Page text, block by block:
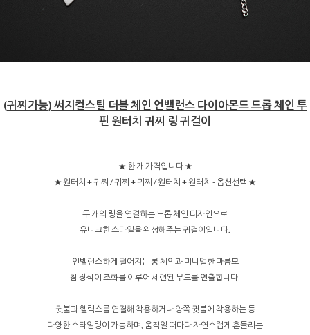
(귀찌가능) 써지컬스틸 더블 체인 언밸런스 다이아몬드 드롭 체인 투
핀 원터치 귀찌 링 귀걸이
★ 한 개 가격입니다 ★
★ 원터치 + 귀찌 / 귀찌 + 귀찌 / 원터치 + 원터치 - 옵션선택 ★
두 개의 링을 연결하는 드롭 체인 디자인으로
유니크한 스타일을 완성해주는 귀걸이입니다.
언밸런스하게 떨어지는 롱 체인과 미니멀한 마름모
참 장식이 조화를 이루어 세련된 무드를 연출합니다.
귓불과 헬릭스를 연결해 착용하거나 양쪽 귓불에 착용하는 등
다양한 스타일링이 가능하며, 움직일 때마다 자연스럽게 흔들리는